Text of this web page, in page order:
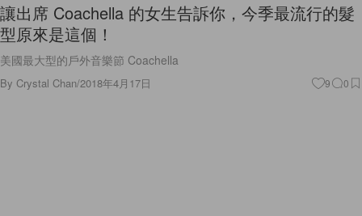
讓出席 Coachella 的女生告訴你，今季最流行的髮
型原來是這個！
美國最大型的戶外音樂節 Coachella
By Crystal Chan/2018年4月17日 9 0